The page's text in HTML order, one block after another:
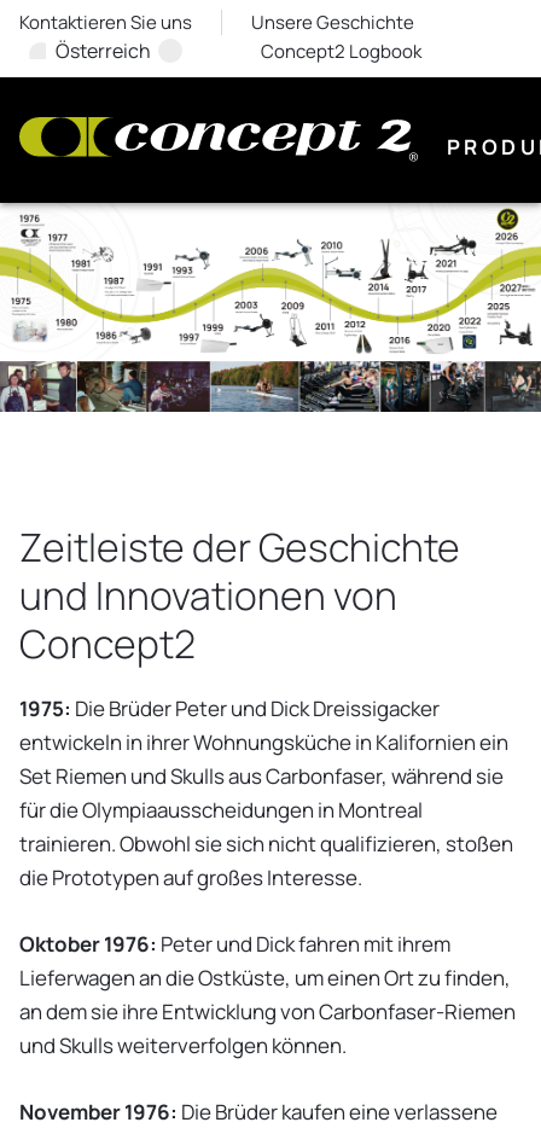
Kontaktieren Sie uns Unsere Geschichte
Österreich Concept2 Logbook
Zeitleiste der Geschichte
und Innovationen von
Concept2
1975: Die Brüder Peter und Dick Dreissigacker
entwickeln in ihrer Wohnungsküche in Kalifornien ein
Set Riemen und Skulls aus Carbonfaser, während sie
für die Olympiaausscheidungen in Montreal
trainieren. Obwohl sie sich nicht qualifizieren, stoßen
die Prototypen auf großes Interesse.
Oktober 1976: Peter und Dick fahren mit ihrem
Lieferwagen an die Ostküste, um einen Ort zu finden,
an dem sie ihre Entwicklung von Carbonfaser-Riemen
und Skulls weiterverfolgen können.
November 1976: Die Brüder kaufen eine verlassene